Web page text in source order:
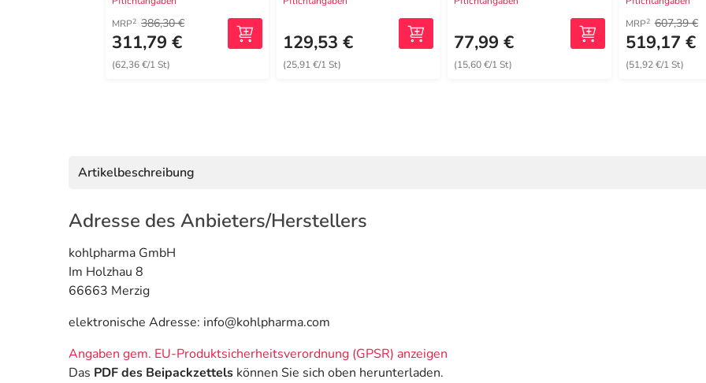
MRP2 386,30 €
311,79 €
(62,36 €/1 St)
129,53 €
(25,91 €/1 St)
77,99 €
(15,60 €/1 St)
MRP2 607,39 €
519,17 €
(51,92 €/1 St)
Artikelbeschreibung
Adresse des Anbieters/Herstellers
kohlpharma GmbH
Im Holzhau 8
66663 Merzig
elektronische Adresse: info@kohlpharma.com
Angaben gem. EU-Produktsicherheitsverordnung (GPSR) anzeigen
Das PDF des Beipackzettels können Sie sich oben herunterladen.